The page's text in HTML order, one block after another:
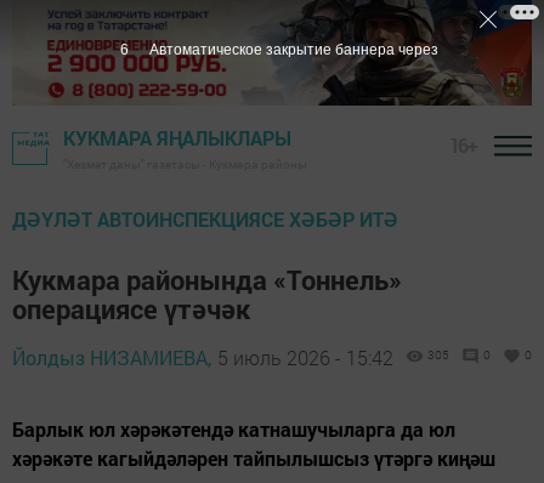
КУКМАРА ЯҢАЛЫКЛАРЫ
ДӘҮЛӘТ АВТОИНСПЕКЦИЯСЕ ХӘБӘР ИТӘ
Кукмара районында «Тоннель»
операциясе үтәчәк
Йолдыз НИЗАМИЕВА, 5 июль 2026 - 15:42 305 0 0
Барлык юл хәрәкәтендә катнашучыларга да юл
хәрәкәте кагыйдәләрен тайпылышсыз үтәргә киңәш
5 Автоматическое закрытие баннера через